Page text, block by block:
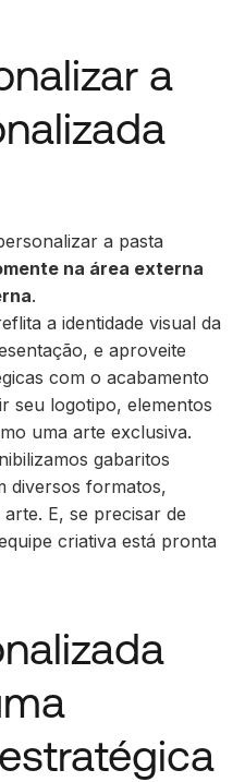
a
a pasta
na área externa
.
a identidade visual da
e aproveite
com o acabamento
seu logotipo, elementos
uma arte exclusiva.
gabaritos
diversos formatos,
E, se precisar de
criativa está pronta